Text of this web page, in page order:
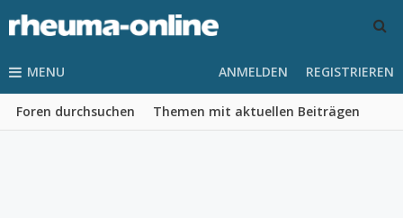
MENU
Foren durchsuchen Themen mit aktuellen Beiträgen
ANMELDEN REGISTRIEREN